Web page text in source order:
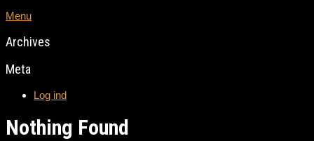
Menu
Archives
Meta
Log ind
Nothing Found